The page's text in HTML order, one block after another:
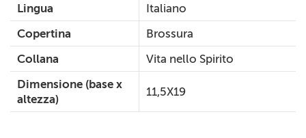
Lingua
Italiano
Copertina
Brossura
Collana
Vita nello Spirito
Dimensione (base x
altezza)
11,5X19